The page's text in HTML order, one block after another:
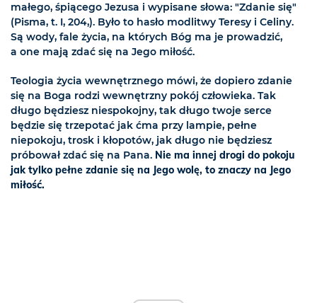
małego, śpiącego Jezusa i wypisane słowa: "Zdanie się"
(Pisma, t. I, 204,). Było to hasło modlitwy Teresy i Celiny.
Są wody, fale życia, na których Bóg ma je prowadzić,
a one mają zdać się na Jego miłość.
Teologia życia wewnętrznego mówi, że dopiero zdanie
się na Boga rodzi wewnętrzny pokój człowieka. Tak
długo będziesz niespokojny, tak długo twoje serce
będzie się trzepotać jak ćma przy lampie, pełne
niepokoju, trosk i kłopotów, jak długo nie będziesz
próbował zdać się na Pana. Nie ma innej drogi do pokoju
jak tylko pełne zdanie się na Jego wolę, to znaczy na Jego
miłość.